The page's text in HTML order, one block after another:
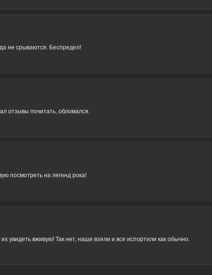
не срываются. Беспредел!
отзывы почитать, обломался.
посмотреть на легенд рока!
увидеть вживую! Так нет, наши взяли и все испортили как обычно.